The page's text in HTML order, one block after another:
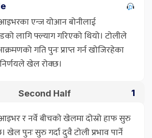
एन्ज योआन बोनीलाई
लागि फ्ल्याग गरिएको थियो। टोलीले
गति पुनः प्राप्त गर्न खोजिरहेका
खेल रोक्छ।
Second Half 1
र नर्वे बीचको खेलमा दोस्रो हाफ सुरु
पुनः सुरु गर्दा दुवै टोली प्रभाव पार्ने